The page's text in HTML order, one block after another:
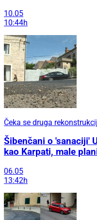
10.05
10:44h
Čeka se druga
Šibenčani o 'sanaciji'
kao Karpati, male
06.05
13:42h